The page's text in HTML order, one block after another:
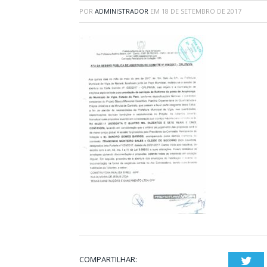
POR ADMINISTRADOR EM 18 DE SETEMBRO DE 2017
COMPARTILHAR: